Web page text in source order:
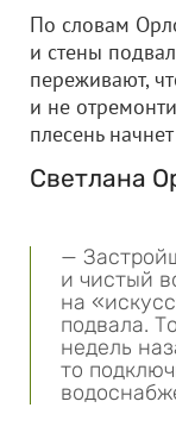
По словам
и стены
переживают,
и не
плесень
Светлана
—
и чистый
на
подвала.
недель
то